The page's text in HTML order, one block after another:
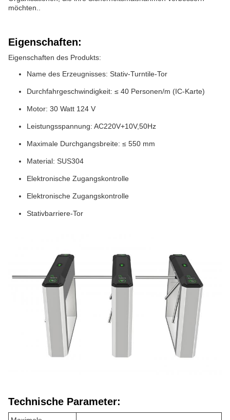
möchten..
Eigenschaften:
Eigenschaften des Produkts:
Name des Erzeugnisses: Stativ-Turntile-Tor
Durchfahrgeschwindigkeit: ≤ 40 Personen/m (IC-Karte)
Motor: 30 Watt 124 V
Leistungsspannung: AC220V+10V,50Hz
Maximale Durchgangsbreite: ≤ 550 mm
Material: SUS304
Elektronische Zugangskontrolle
Elektronische Zugangskontrolle
Stativbarriere-Tor
Technische Parameter: